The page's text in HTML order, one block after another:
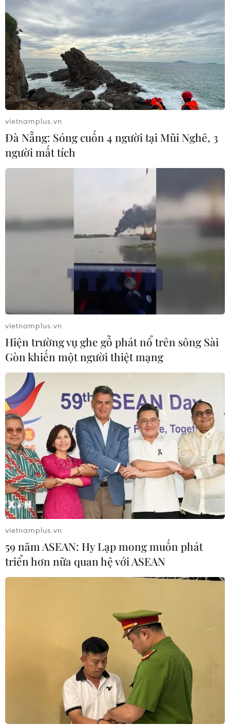
vietnamplus.vn
Đà Nẵng: Sóng cuốn 4 người tại Mũi Nghê, 3
người mất tích
vietnamplus.vn
Hiện trường vụ ghe gỗ phát nổ trên sông Sài
Gòn khiến một người thiệt mạng
vietnamplus.vn
59 năm ASEAN: Hy Lạp mong muốn phát
triển hơn nữa quan hệ với ASEAN